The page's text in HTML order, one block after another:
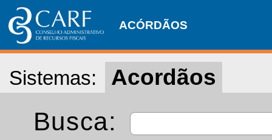
ACÓRDÃOS
Sistemas: Acordãos
Busca: